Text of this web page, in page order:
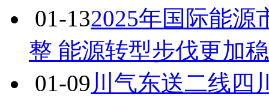
01-132025年国际能源
整 能源转型步伐更加
01-09 川气东送二线四